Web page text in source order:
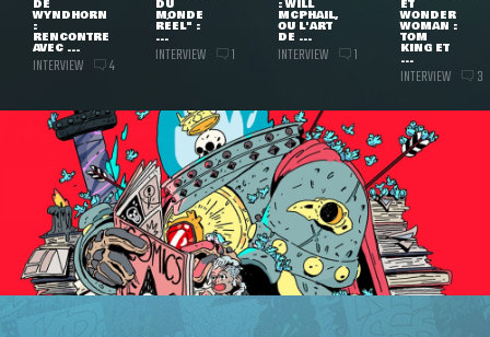
DE
WYNDHORN
:
RENCONTRE
AVEC ...
INTERVIEW 4
DU
MONDE
RÉEL" :
...
INTERVIEW 1
: WILL
MCPHAIL,
OU L'ART
DE ...
INTERVIEW 1
ET
WONDER
WOMAN :
TOM
KING ET
...
INTERVIEW 3